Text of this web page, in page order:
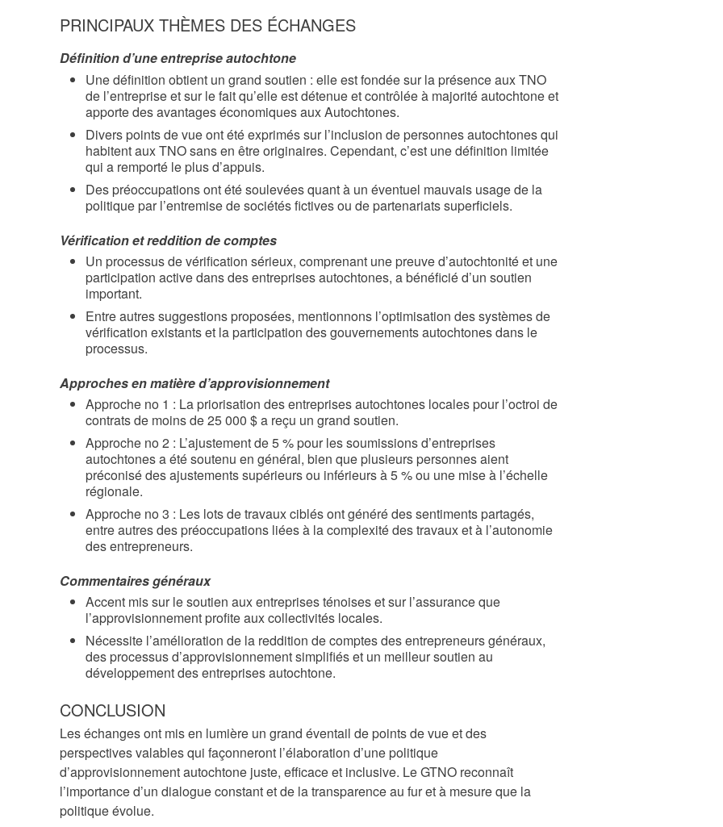
PRINCIPAUX THÈMES DES ÉCHANGES
Définition d’une entreprise autochtone
Une définition obtient un grand soutien : elle est fondée sur la présence aux TNO
de l’entreprise et sur le fait qu’elle est détenue et contrôlée à majorité autochtone et
apporte des avantages économiques aux Autochtones.
Divers points de vue ont été exprimés sur l’inclusion de personnes autochtones qui
habitent aux TNO sans en être originaires. Cependant, c’est une définition limitée
qui a remporté le plus d’appuis.
Des préoccupations ont été soulevées quant à un éventuel mauvais usage de la
politique par l’entremise de sociétés fictives ou de partenariats superficiels.
Vérification et reddition de comptes
Un processus de vérification sérieux, comprenant une preuve d’autochtonité et une
participation active dans des entreprises autochtones, a bénéficié d’un soutien
important.
Entre autres suggestions proposées, mentionnons l’optimisation des systèmes de
vérification existants et la participation des gouvernements autochtones dans le
processus.
Approches en matière d’approvisionnement
Approche no 1 : La priorisation des entreprises autochtones locales pour l’octroi de
contrats de moins de 25 000 $ a reçu un grand soutien.
Approche no 2 : L’ajustement de 5 % pour les soumissions d’entreprises
autochtones a été soutenu en général, bien que plusieurs personnes aient
préconisé des ajustements supérieurs ou inférieurs à 5 % ou une mise à l’échelle
régionale.
Approche no 3 : Les lots de travaux ciblés ont généré des sentiments partagés,
entre autres des préoccupations liées à la complexité des travaux et à l’autonomie
des entrepreneurs.
Commentaires généraux
Accent mis sur le soutien aux entreprises ténoises et sur l’assurance que
l’approvisionnement profite aux collectivités locales.
Nécessite l’amélioration de la reddition de comptes des entrepreneurs généraux,
des processus d’approvisionnement simplifiés et un meilleur soutien au
développement des entreprises autochtone.
CONCLUSION
Les échanges ont mis en lumière un grand éventail de points de vue et des
perspectives valables qui façonneront l’élaboration d’une politique
d’approvisionnement autochtone juste, efficace et inclusive. Le GTNO reconnaît
l’importance d’un dialogue constant et de la transparence au fur et à mesure que la
politique évolue.